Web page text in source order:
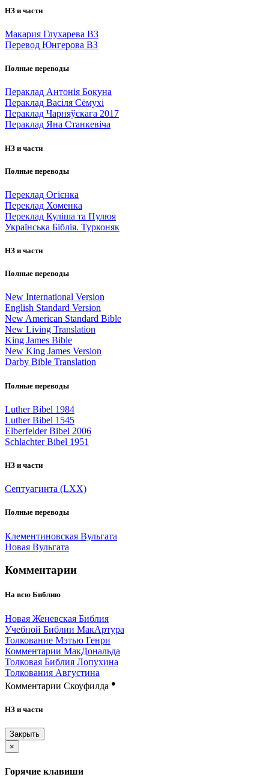
НЗ и части
Макария Глухарева ВЗ
Перевод Юнгерова ВЗ
Полные переводы
Пераклад Антонія Бокуна
Пераклад Васіля Сёмухі
Пераклад Чарняўскага 2017
Пераклад Яна Станкевіча
НЗ и части
Полные переводы
Переклад Огієнка
Переклад Хоменка
Переклад Куліша та Пулюя
Українська Біблія. Турконяк
НЗ и части
Полные переводы
New International Version
English Standard Version
New American Standard Bible
New Living Translation
King James Bible
New King James Version
Darby Bible Translation
Полные переводы
Luther Bibel 1984
Luther Bibel 1545
Elberfelder Bibel 2006
Schlachter Bibel 1951
НЗ и части
Септуагинта (LXX)
Полные переводы
Клементиновская Вульгата
Новая Вульгата
Комментарии
На всю Библию
Новая Женевская Библия
Учебной Библии МакАртура
Толкование Мэтью Генри
Комментарии МакДональда
Толковая Библия Лопухина
Толкования Августина
Комментарии Скоуфилда ●
НЗ и части
Закрыть
×
Горячие клавиши